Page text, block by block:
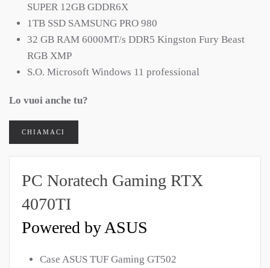
SUPER 12GB GDDR6X
1TB SSD SAMSUNG PRO 980
32 GB RAM 6000MT/s DDR5 Kingston Fury Beast
RGB XMP
S.O. Microsoft Windows 11 professional
Lo vuoi anche tu?
CHIAMACI
PC Noratech Gaming RTX
4070TI
Powered by ASUS
Case ASUS TUF Gaming GT502